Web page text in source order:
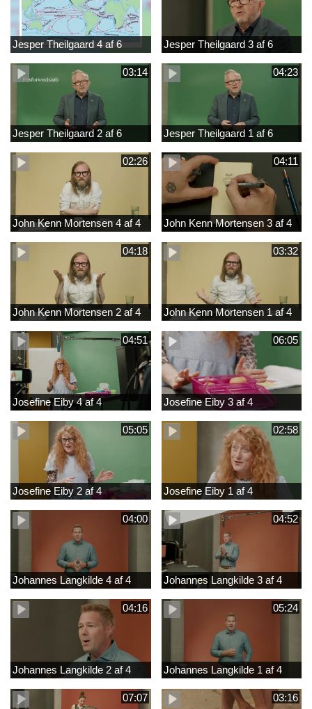
Jesper Theilgaard 4 af 6 Jesper Theilgaard 3 af 6
03:14
Jesper Theilgaard 2 af 6
04:23
Jesper Theilgaard 1 af 6
02:26
John Kenn Mortensen 4 af 4
04:11
John Kenn Mortensen 3 af 4
04:18
John Kenn Mortensen 2 af 4
03:32
John Kenn Mortensen 1 af 4
04:51
Josefine Eiby 4 af 4
06:05
Josefine Eiby 3 af 4
05:05
Josefine Eiby 2 af 4
02:58
Josefine Eiby 1 af 4
04:00
Johannes Langkilde 4 af 4
04:52
Johannes Langkilde 3 af 4
04:16
Johannes Langkilde 2 af 4
05:24
Johannes Langkilde 1 af 4
07:07 03:16